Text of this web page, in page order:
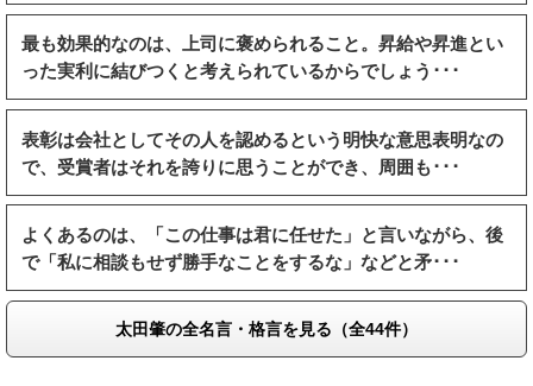
最も効果的なのは、上司に褒められること。昇給や昇進とい
った実利に結びつくと考えられているからでしょう･･･
表彰は会社としてその人を認めるという明快な意思表明なの
で、受賞者はそれを誇りに思うことができ、周囲も･･･
よくあるのは、「この仕事は君に任せた」と言いながら、後
で「私に相談もせず勝手なことをするな」などと矛･･･
太田肇の全名言・格言を見る（全44件）